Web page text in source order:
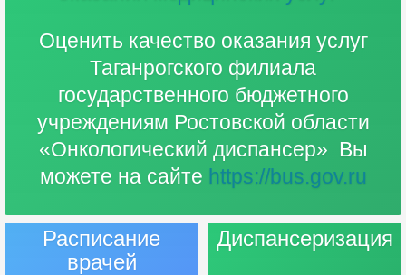
Оценить качество оказания услуг
Таганрогского филиала
государственного бюджетного
учреждениям Ростовской области
«Онкологический диспансер» Вы
можете на сайте https://bus.gov.ru
Расписание
врачей
Диспансеризация